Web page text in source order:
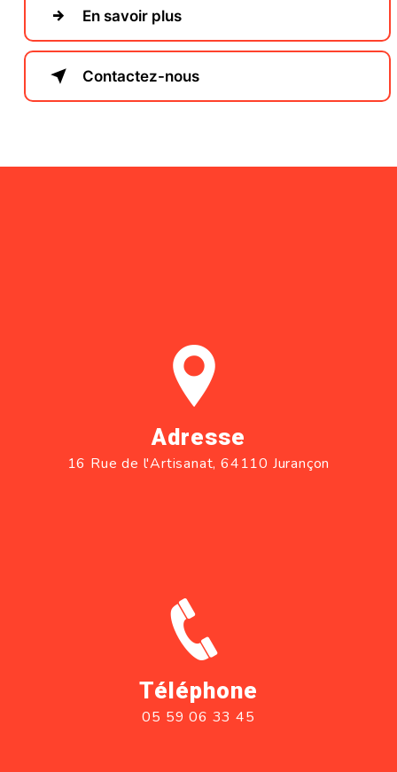
En savoir plus
Contactez-nous
Adresse
16 Rue de l'Artisanat, 64110 Jurançon
Téléphone
05 59 06 33 45